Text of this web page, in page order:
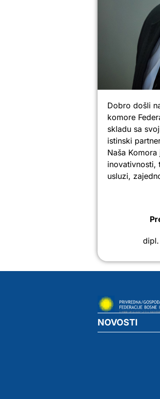
Dobro došli
komore
skladu sa
istinski
Naša
inovativnosti,
usluzi,
NOVOSTI